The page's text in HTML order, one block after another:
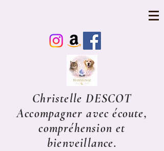
Christelle DESCOT
Accompagner avec écoute,
compréhension et
bienveillance.